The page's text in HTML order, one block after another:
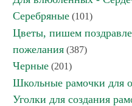
Серебряные (101)
Цветы, пишем
пожелания (387)
Черные (201)
Школьные рамочки для
Уголки для создания